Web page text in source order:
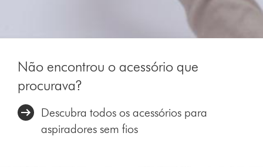
Não encontrou o acessório que
procurava?
Descubra todos os acessórios para
aspiradores sem fios